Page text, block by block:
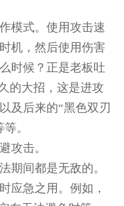
模式。使用攻击速
机，然后使用伤害
时候？正是老板吐
的大招，这是进攻
及后来的“黑色双刃
。
攻击。
期间都是无敌的。
应急之用。例如，